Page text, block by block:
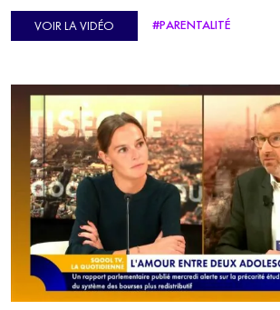
questions ? Comment déconstruire ce thème
quotidienne ? Séverine Krieger, éducatrice
en parler.
VOIR LA VIDÉO #PARENTALITÉ